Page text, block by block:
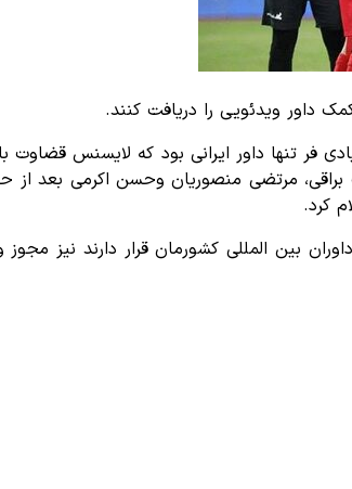
فر تنها داور ایرانی بود که لایسنس
کرد.